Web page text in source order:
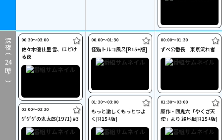
深夜（
24
時～）
00:30〜03:00
佐々木優佳里 雪、ほどけ
る夜
03:00〜03:30
ゲゲゲの鬼太郎(1971) #3
00:00〜01:30
怪猫トルコ風呂[R15+版]
01:30〜03:00
もっと激しくもっとつよ
く[R15+版]
00:00〜01:30
ずべ公番長 東京流れ者
01:30〜03:00
原作・団鬼六「やくざ天
使」より 縄地獄[R15+版]